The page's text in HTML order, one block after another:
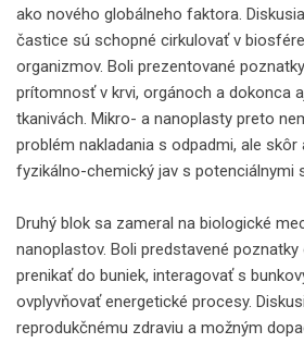
ako nového globálneho faktora.
častice sú schopné cirkulovať v
organizmov. Boli prezentované
prítomnosť v krvi, orgánoch a dokonca
tkanivách. Mikro- a nanoplasty preto
problém nakladania s odpadmi, ale skôr
fyzikálno-chemický jav s potenciálnymi
Druhý blok sa zameral na biologické
nanoplastov. Boli predstavené
prenikať do buniek, interagovať s
ovplyvňovať energetické procesy.
reprodukčnému zdraviu a možným